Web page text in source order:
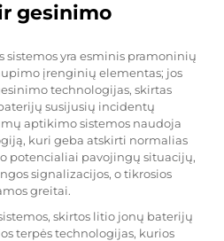
gesinimo
sistemos yra esminis pramoninių
įrenginių elementas; jos
technologijas, skirtas
susijusių incidentų
aptikimo sistemos naudoja
kuri geba atskirti normalias
potencialiai pavojingų situacijų,
signalizacijos, o tikrosios
greitai.
skirtos litio jonų baterijų
terpės technologijas, kurios